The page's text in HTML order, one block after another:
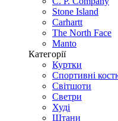
Stone Island
Carhartt
The North Face
Manto
Категорії
Куртки
Спортивні
Світшоти
Светри
Худі
Штани